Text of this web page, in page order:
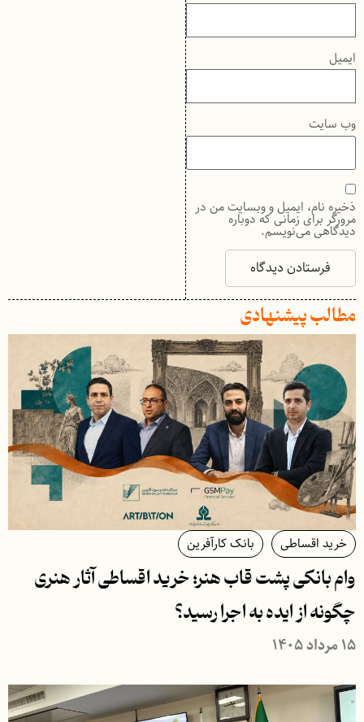
ایمیل
وب‌ سایت
ذخیره نام، ایمیل و وبسایت من در
مرورگر برای زمانی که دوباره
دیدگاهی می‌نویسم.
مطالب پیشنهادی
خرید اقساطی بانک کارآفرین
وام بانکی پشت قاب هنر؛ خرید اقساطی آثار هنری
چگونه از ایده به اجرا رسید؟
۱۵ مرداد ۱۴۰۵